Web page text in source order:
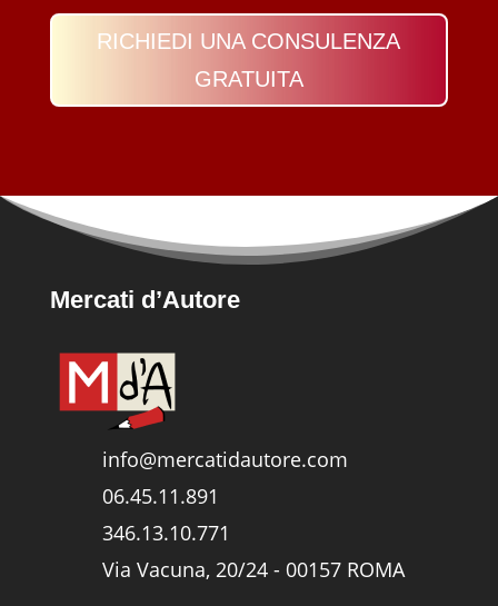
RICHIEDI UNA CONSULENZA
GRATUITA
Mercati d’Autore
info@mercatidautore.com
06.45.11.891
346.13.10.771
Via Vacuna, 20/24 - 00157 ROMA